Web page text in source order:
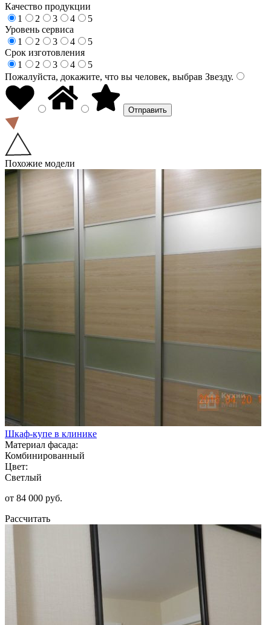
Качество продукции
1
2 3 4
5
Уровень сервиса
1
2 3 4
5
Срок изготовления
1
2 3 4
5
Пожалуйста, докажите, что вы человек, выбрав Звезду.
Похожие модели
Шкаф-купе в клинике
Материал фасада:
Комбинированный
Цвет:
Светлый
от 84 000 руб.
Рассчитать